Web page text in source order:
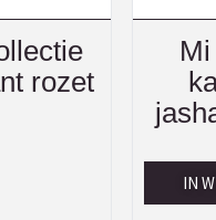
rozet
IN